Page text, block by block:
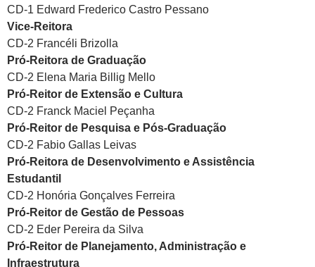
CD-1 Edward Frederico Castro Pessano
Vice-Reitora
CD-2 Francéli Brizolla
Pró-Reitora de Graduação
CD-2 Elena Maria Billig Mello
Pró-Reitor de Extensão e Cultura
CD-2 Franck Maciel Peçanha
Pró-Reitor de Pesquisa e Pós-Graduação
CD-2 Fabio Gallas Leivas
Pró-Reitora de Desenvolvimento e Assistência
Estudantil
CD-2 Honória Gonçalves Ferreira
Pró-Reitor de Gestão de Pessoas
CD-2 Eder Pereira da Silva
Pró-Reitor de Planejamento, Administração e
Infraestrutura